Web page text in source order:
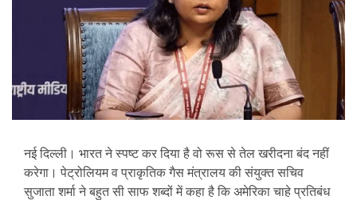
नई दिल्ली। भारत ने स्पष्ट कर दिया है वो रूस से तेल खरीदना बंद नहीं
करेगा। पेट्रोलियम व प्राकृतिक गैस मंत्रालय की संयुक्त सचिव
सुजाता शर्मा ने बहुत सी साफ शब्दों में कहा है कि अमेरिका चाहे प्रतिबंध